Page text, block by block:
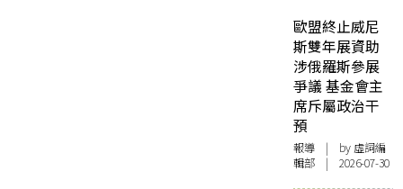
歐盟終止威尼
斯雙年展資助
涉俄羅斯參展
爭議 基金會主
席斥屬政治干
預
報導 | by 虛詞編
輯部 | 2026-07-30